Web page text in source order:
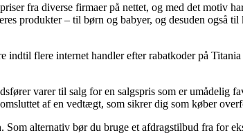
fra diverse firmaer på nettet, og med det motiv
produkter – til børn og babyer, og desuden også
flere internet handler efter rabatkoder på
varer til salg for en salgspris som er umådelig
af en vedtægt, som sikrer dig som køber
alternativ bør du bruge et afdragstilbud fra for